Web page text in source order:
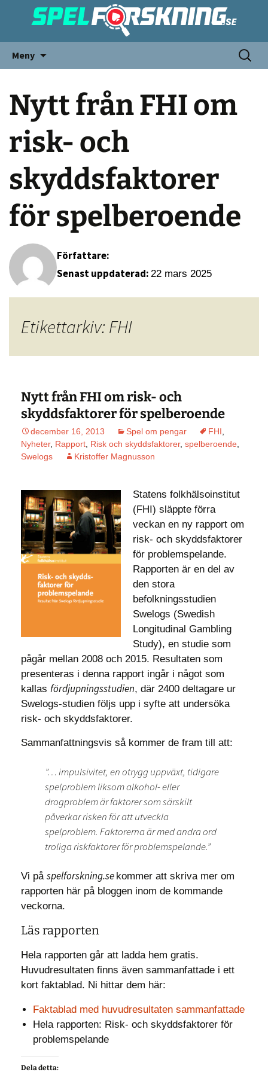
Meny
Nytt från FHI om
risk- och
skyddsfaktorer
för spelberoende
Författare:
Senast uppdaterad: 22 mars 2025
Etikettarkiv: FHI
Nytt från FHI om risk- och
skyddsfaktorer för spelberoende
december 16, 2013 Spel om pengar FHI
Nyheter, Rapport Risk och skyddsfaktorer, spelberoende
Swelogs
Kristoffer Magnusson
Statens folkhälsoinstitut
(FHI) släppte förra
veckan en ny rapport om
risk- och skyddsfaktorer
för problemspelande.
Rapporten är en del av
den stora
befolkningsstudien
Swelogs (Swedish
Longitudinal Gambling
Study), en studie som
pågår mellan 2008 och 2015. Resultaten som
presenteras i denna rapport ingår i något som
kallas fördjupningsstudien, där 2400 deltagare ur
Swelogs-studien följs upp i syfte att undersöka
risk- och skyddsfaktorer.
Sammanfattningsvis så kommer de fram till att:
”… impulsivitet, en otrygg uppväxt, tidigare
spelproblem liksom alkohol- eller
drogproblem är faktorer som särskilt
påverkar risken för att utveckla
spelproblem. Faktorerna är med andra ord
troliga riskfaktorer för problemspelande.”
Vi på spelforskning.se kommer att skriva mer om
rapporten här på bloggen inom de kommande
veckorna.
Läs rapporten
Hela rapporten går att ladda hem gratis.
Huvudresultaten finns även sammanfattade i ett
kort faktablad. Ni hittar dem här:
Faktablad med huvudresultaten sammanfattade
Hela rapporten: Risk- och skyddsfaktorer för
problemspelande
Dela detta: